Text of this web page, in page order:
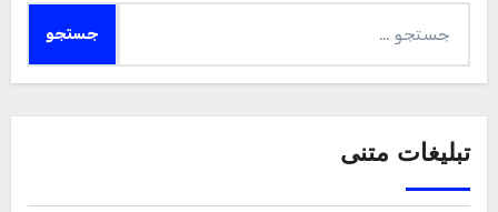
برای:
تبلیغات متنی